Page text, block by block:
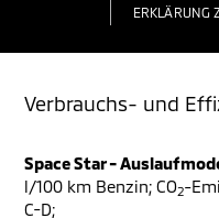
ERKLÄRUNG
Verbrauchs- und
Space Star -
l/100 km Benzin; CO2-
C-D;